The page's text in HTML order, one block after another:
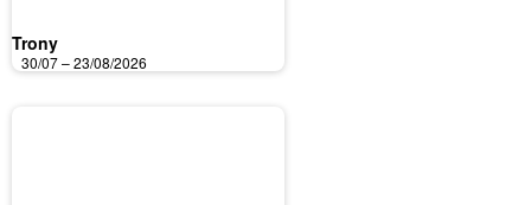
Trony
30/07 – 23/08/2026